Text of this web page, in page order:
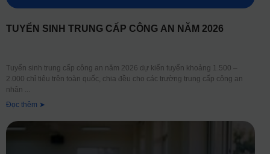
TUYỂN SINH TRUNG CẤP CÔNG AN NĂM 2026
Tuyển sinh trung cấp công an năm 2026 dự kiến tuyển khoảng 1.500 –
2.000 chỉ tiêu trên toàn quốc, chia đều cho các trường trung cấp công an
nhân
Đọc thêm ➤